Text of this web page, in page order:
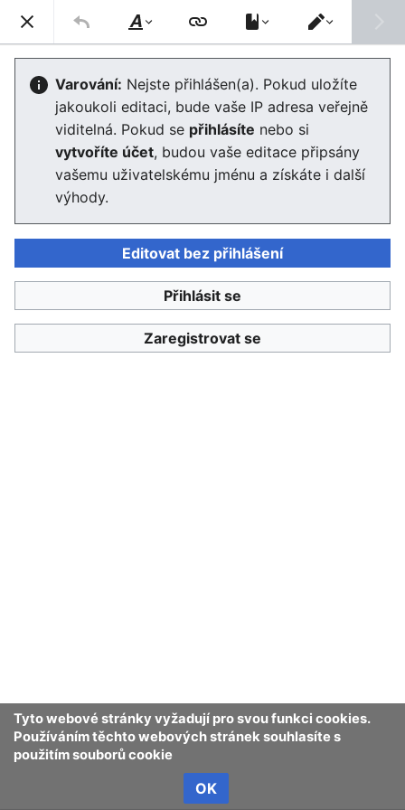
Enviwiki
Hlavní strana/Kategorie
Editor se nyní načte. Pokud tuto zprávu stále vidíte po
několika sekundách, prosím obnovte stránku .
Tyto webové stránky vyžadují pro svou funkci cookies.
Používáním těchto webových stránek souhlasíte s
použitím souborů cookie
OK
Enviwiki
Styl
textu
Přepnout
editor
Varování: Nejste přihlášen(a). Pokud uložíte
jakoukoli editaci, bude vaše IP adresa veřejně
viditelná. Pokud se přihlásíte nebo si
vytvoříte účet, budou vaše editace připsány
vašemu uživatelskému jménu a získáte i další
výhody.
Editovat bez přihlášení
Přihlásit se
Zaregistrovat se